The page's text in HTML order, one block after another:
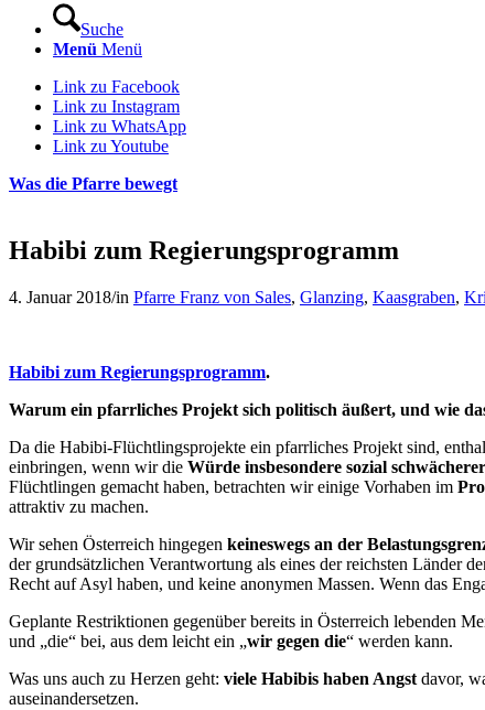
Suche
Menü Menü
Link zu Facebook
Link zu Instagram
Link zu WhatsApp
Link zu Youtube
Was die Pfarre bewegt
Habibi zum Regierungsprogramm
4. Januar 2018/in Pfarre Franz von Sales, Glanzing, Kaasgraben,
Habibi zum Regierungsprogramm.
Warum ein pfarrliches Projekt sich politisch äußert, und wie
Da die Habibi-Flüchtlingsprojekte ein pfarrliches Projekt sind,
einbringen, wenn wir die Würde insbesondere sozial
Flüchtlingen gemacht haben, betrachten wir einige Vorhaben im
attraktiv zu machen.
Wir sehen Österreich hingegen keineswegs an der
der grundsätzlichen Verantwortung als eines der reichsten Länder
Recht auf Asyl haben, und keine anonymen Massen. Wenn das
Geplante Restriktionen gegenüber bereits in Österreich lebenden
und „die“ bei, aus dem leicht ein „wir gegen die“ werden kann.
Was uns auch zu Herzen geht: viele Habibis haben Angst davor,
auseinandersetzen.